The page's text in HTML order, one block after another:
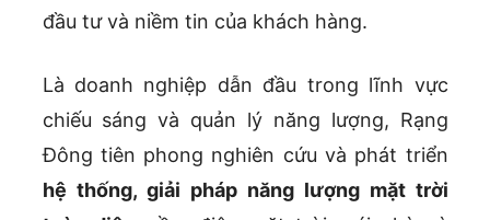
đầu tư và niềm tin của khách hàng.
Là doanh nghiệp dẫn đầu trong lĩnh vực
chiếu sáng và quản lý năng lượng, Rạng
Đông tiên phong nghiên cứu và phát triển
hệ thống, giải pháp năng lượng mặt trời